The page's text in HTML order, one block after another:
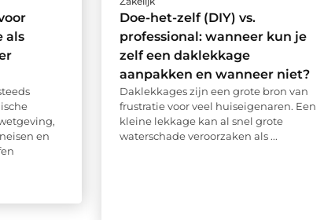
als
en
Doe-het-zelf (DIY) vs.
professional: wanneer kun je
zelf een daklekkage
aanpakken en wanneer niet?
Daklekkages zijn een grote bron van
frustratie voor veel huiseigenaren. Een
kleine lekkage kan al snel grote
waterschade veroorzaken als ...